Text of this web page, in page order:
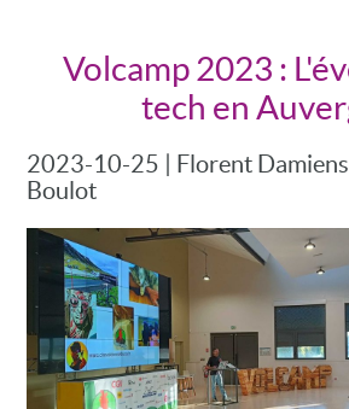
Volcamp 2023 :
tech en
2023-10-25
Florent
Boulot